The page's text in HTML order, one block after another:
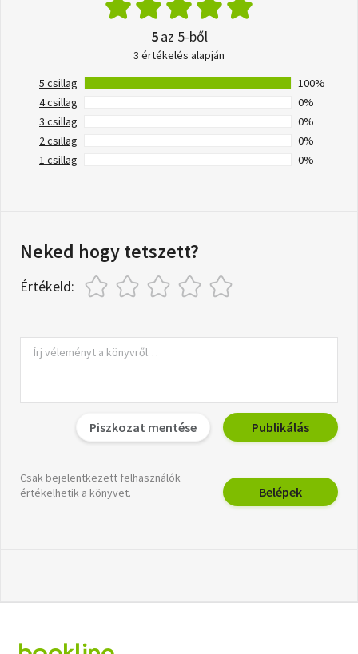
5az 5-ből
3 értékelés alapján
5 csillag
100%
4 csillag
0%
3 csillag
0%
2 csillag
0%
1 csillag
0%
Neked hogy tetszett?
Értékeld:
Piszkozat mentése Publikálás
Csak bejelentkezett felhasználók
értékelhetik a könyvet.
Belépek